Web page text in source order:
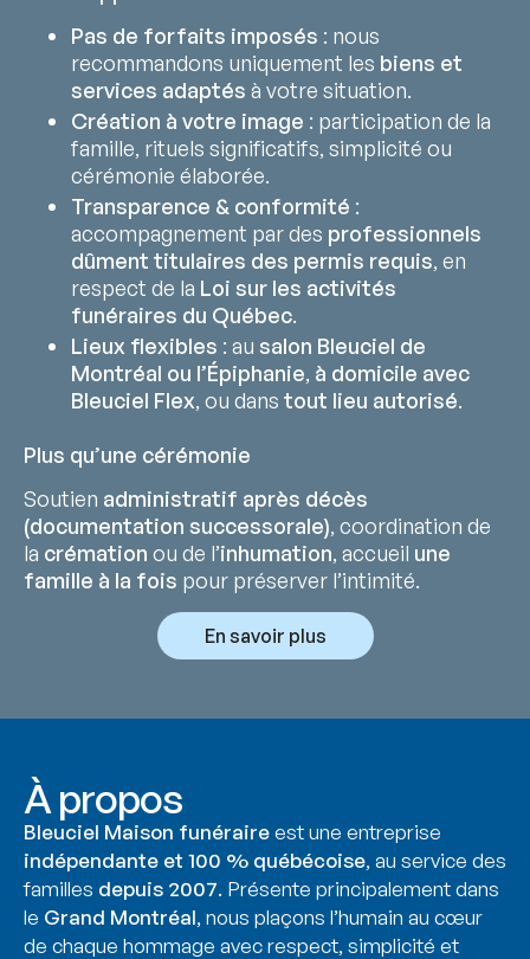
Pas de forfaits imposés : nous
recommandons uniquement les biens et
services adaptés à votre situation.
Création à votre image : participation de la
famille, rituels significatifs, simplicité ou
cérémonie élaborée.
Transparence & conformité :
accompagnement par des professionnels
dûment titulaires des permis requis, en
respect de la Loi sur les activités
funéraires du Québec.
Lieux flexibles : au salon Bleuciel de
Montréal ou l’Épiphanie, à domicile avec
Bleuciel Flex, ou dans tout lieu autorisé.
Plus qu’une cérémonie
Soutien administratif après décès
(documentation successorale), coordination de
la crémation ou de l’inhumation, accueil une
famille à la fois pour préserver l’intimité.
En savoir plus
À propos
Bleuciel Maison funéraireest une entreprise
indépendante et 100 % québécoise, au service des
familles depuis 2007. Présente principalement dans
le Grand Montréal, nous plaçons l’humain au cœur
de chaque hommage avec respect, simplicité et